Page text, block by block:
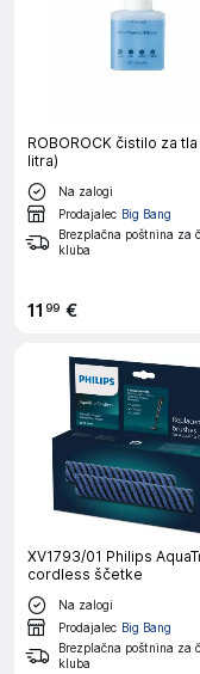
ROBOROCK čistilo za
litra)
Na zalogi
Prodajalec Big Bang
Brezplačna poštnina za
kluba
11 99 €
XV1793/01 Philips
cordless ščetke
Na zalogi
Prodajalec Big Bang
Brezplačna poštnina za
kluba